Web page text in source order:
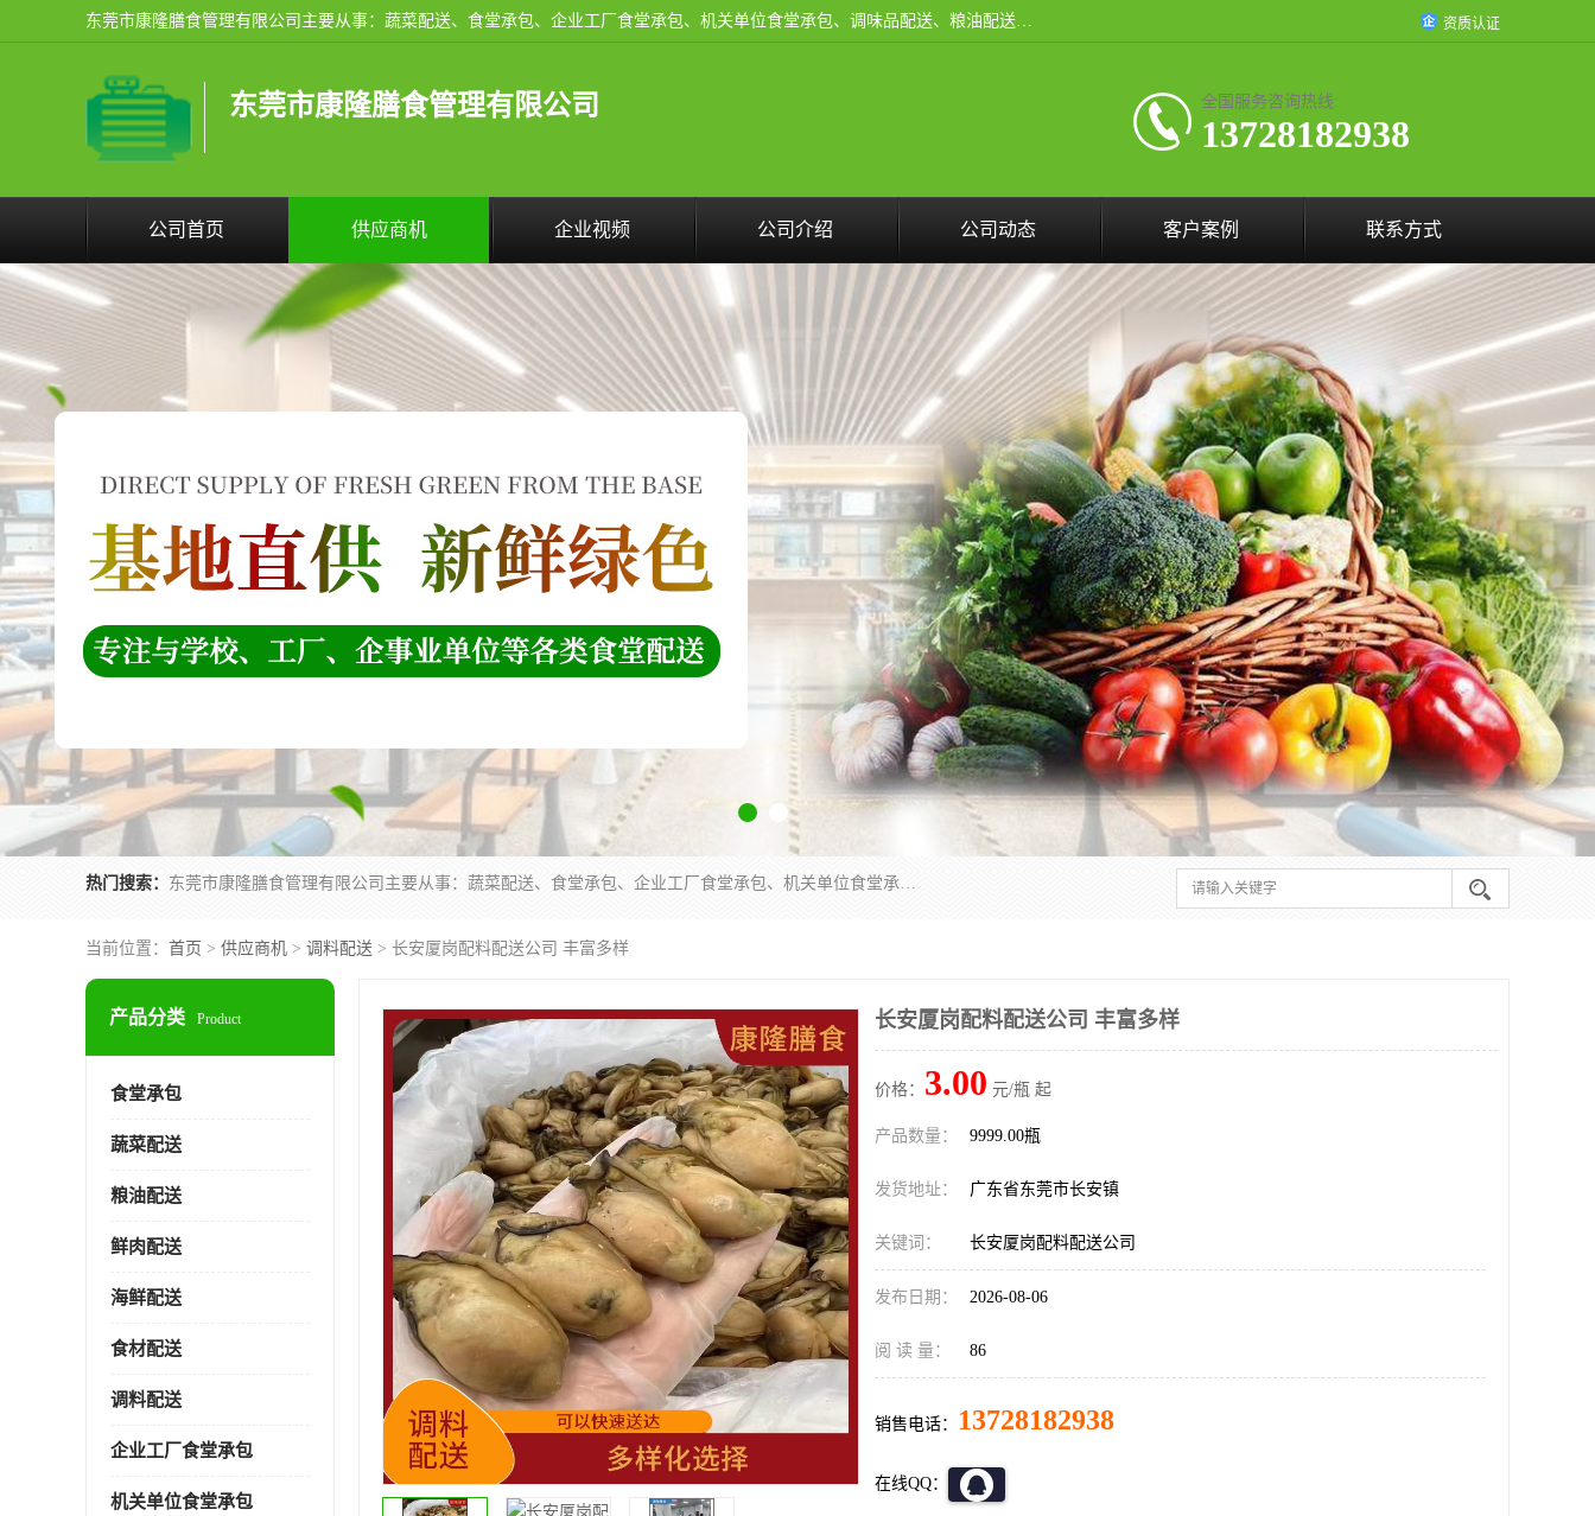
东莞市康隆膳食管理有限公司主要从事：蔬菜配送、食堂承包、企业工厂食堂承包、机关单位食堂承包、调味品配送、粮油配送、干货配送、副食配送、水果配送、海鲜配送等业务，东莞蔬菜配送电话，咨询在线客服。 资质认证
东莞市康隆膳食管理有限公司 全国服务咨询热线:
13728182938
公司首页 供应商机 企业视频 公司介绍 公司动态 客户案例 联系方式
热门搜索： 东莞市康隆膳食管理有限公司主要从事：蔬菜配送、食堂承包、企业工厂食堂承包、机关单位食堂承包、调味品配送、粮油配送、干货配送、副食配送、水果配送、海鲜配送等业务，东莞蔬菜配送电话，咨询在线客服。
当前位置： 首页 > 供应商机 > 调料配送 > 长安厦岗配料配送公司 丰富多样
产品分类 Product
食堂承包
蔬菜配送
粮油配送
鲜肉配送
海鲜配送
食材配送
调料配送
企业工厂食堂承包
机关单位食堂承包
长安厦岗配料配送公司 丰富多样
价格： 3.00 元/瓶 起
产品数量： 9999.00瓶
发货地址： 广东省东莞市长安镇
关键词： 长安厦岗配料配送公司
发布日期： 2026-08-06
阅 读 量： 86
销售电话： 13728182938
在线QQ：